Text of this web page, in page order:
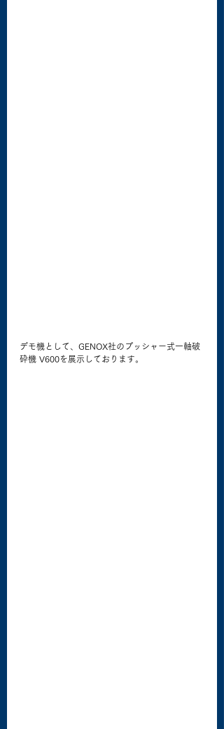
デモ機として、GENOX社のプッシャー式一軸破
砕機 V600を展示しております。